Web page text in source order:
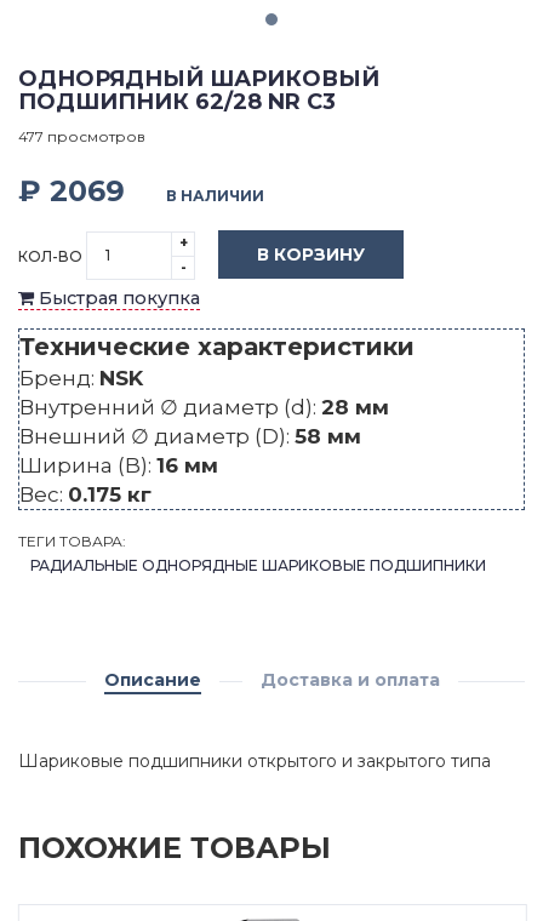
ОДНОРЯДНЫЙ ШАРИКОВЫЙ
ПОДШИПНИК 62/28 NR C3
477 просмотров
₽ 2069 В НАЛИЧИИ
КОЛ-ВО
+
-
В КОРЗИНУ
Быстрая покупка
Технические характеристики
Бренд: NSK
Внутренний ∅ диаметр (d): 28 мм
Внешний ∅ диаметр (D): 58 мм
Ширина (B): 16 мм
Вес: 0.175 кг
ТЕГИ ТОВАРА:
РАДИАЛЬНЫЕ ОДНОРЯДНЫЕ ШАРИКОВЫЕ ПОДШИПНИКИ
Описание Доставка и оплата
Шариковые подшипники открытого и закрытого типа
ПОХОЖИЕ ТОВАРЫ